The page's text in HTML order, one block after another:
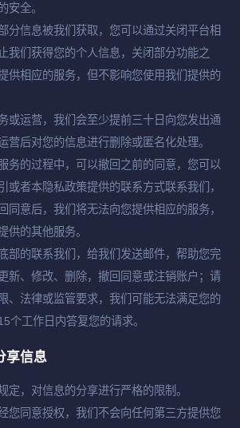
安全。
分信息被我们获取，您可以通过关闭平台相
我们获得您的个人信息，关闭部分功能之
供相应的服务，但不影响您使用我们提供的
或运营，我们会至少提前三十日向您发出通
营后对您的信息进行删除或匿名化处理。
务的过程中，可以撤回之前的同意，您可以
或者本隐私政策提供的联系方式联系我们，
同意后，我们将无法向您提供相应的服务，
供的其他服务。
部的联系我们，给我们发送邮件，帮助您完
新、修改、删除，撤回同意或注销账户；请
、法律或监管要求，我们可能无法满足您的
个工作日内答复您的请求。
享信息
定，对信息的分享进行严格的限制。
您同意授权，我们不会向任何第三方提供您